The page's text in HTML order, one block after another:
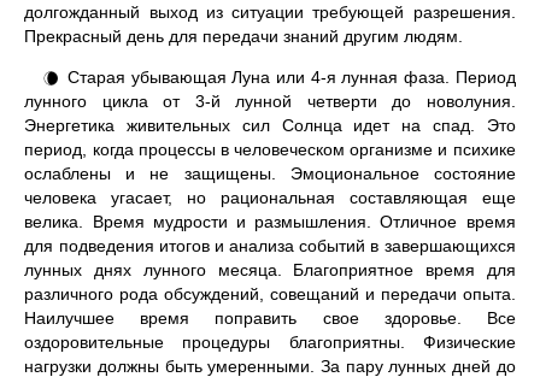
долгожданный выход из ситуации требующей разрешения.
Прекрасный день для передачи знаний другим людям.
🌘 Старая убывающая Луна или 4-я лунная фаза. Период
лунного цикла от 3-й лунной четверти до новолуния.
Энергетика живительных сил Солнца идет на спад. Это
период, когда процессы в человеческом организме и психике
ослаблены и не защищены. Эмоциональное состояние
человека угасает, но рациональная составляющая еще
велика. Время мудрости и размышления. Отличное время
для подведения итогов и анализа событий в завершающихся
лунных днях лунного месяца. Благоприятное время для
различного рода обсуждений, совещаний и передачи опыта.
Наилучшее время поправить свое здоровье. Все
оздоровительные процедуры благоприятны. Физические
нагрузки должны быть умеренными. За пару лунных дней до